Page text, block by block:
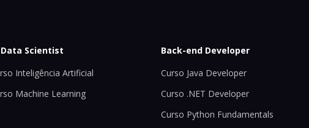
Scientist
Inteligência Artificial
Machine Learning
Back-end Developer
Curso Java Developer
Curso .NET Developer
Curso Python Fundamentals